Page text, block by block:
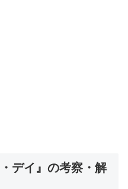
デイ』の考察・解